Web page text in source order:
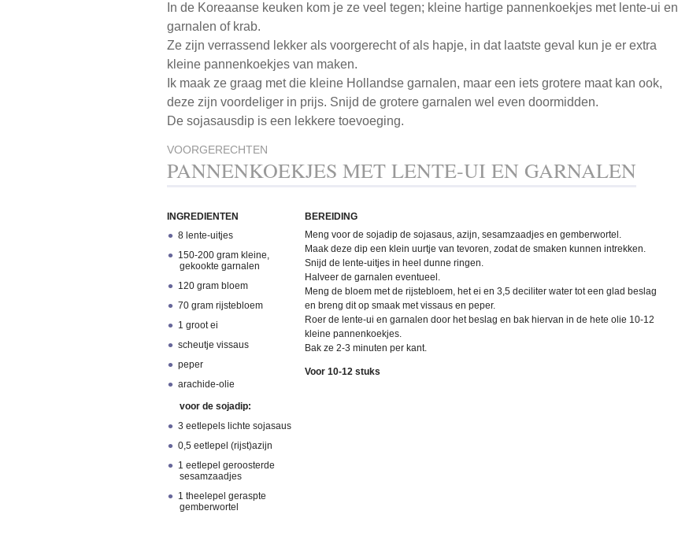
In de Koreaanse keuken kom je ze veel tegen; kleine hartige pannenkoekjes met lente-ui en
garnalen of krab.
Ze zijn verrassend lekker als voorgerecht of als hapje, in dat laatste geval kun je er extra
kleine pannenkoekjes van maken.
Ik maak ze graag met die kleine Hollandse garnalen, maar een iets grotere maat kan ook,
deze zijn voordeliger in prijs. Snijd de grotere garnalen wel even doormidden.
De sojasausdip is een lekkere toevoeging.
VOORGERECHTEN
PANNENKOEKJES MET LENTE-UI EN GARNALEN
INGREDIENTEN
8 lente-uitjes
150-200 gram kleine,
gekookte garnalen
120 gram bloem
70 gram rijstebloem
1 groot ei
scheutje vissaus
peper
arachide-olie
voor de sojadip:
3 eetlepels lichte sojasaus
0,5 eetlepel (rijst)azijn
1 eetlepel geroosterde
sesamzaadjes
1 theelepel geraspte
gemberwortel
BEREIDING
Meng voor de sojadip de sojasaus, azijn, sesamzaadjes en gemberwortel.
Maak deze dip een klein uurtje van tevoren, zodat de smaken kunnen intrekken.
Snijd de lente-uitjes in heel dunne ringen.
Halveer de garnalen eventueel.
Meng de bloem met de rijstebloem, het ei en 3,5 deciliter water tot een glad beslag
en breng dit op smaak met vissaus en peper.
Roer de lente-ui en garnalen door het beslag en bak hiervan in de hete olie 10-12
kleine pannenkoekjes.
Bak ze 2-3 minuten per kant.
Voor 10-12 stuks